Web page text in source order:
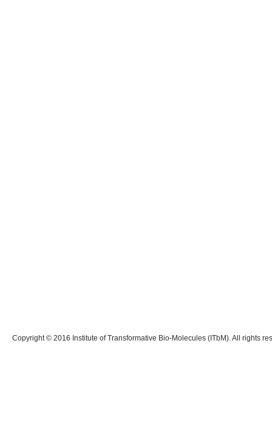
Copyright © 2016 Institute of Transformative Bio-Molecules (ITbM). All rights